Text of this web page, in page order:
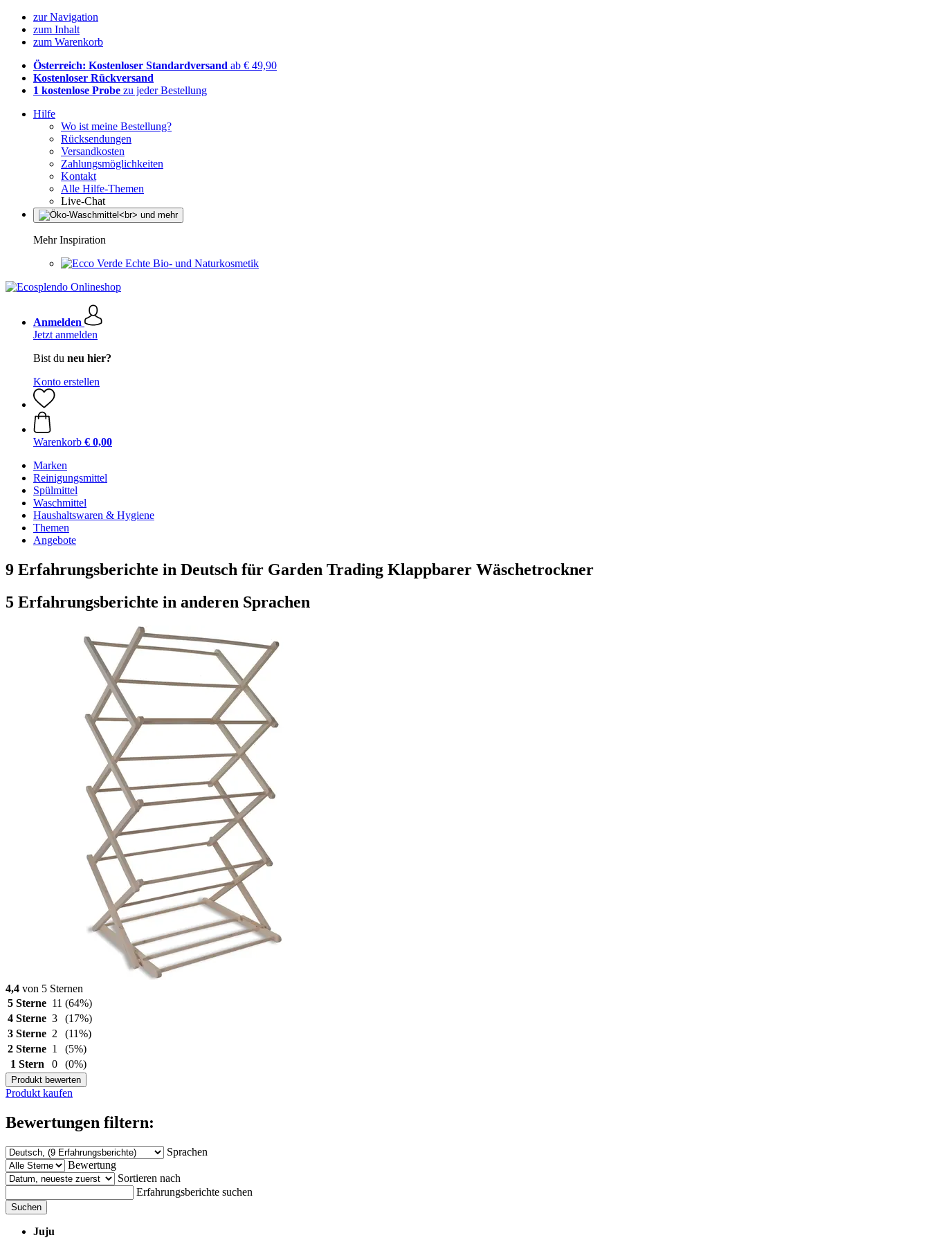
zur Navigation
zum Inhalt
zum Warenkorb
Österreich: Kostenloser Standardversand ab € 49,90
Kostenloser Rückversand
1 kostenlose Probe zu jeder Bestellung
Hilfe
Wo ist meine Bestellung?
Rücksendungen
Versandkosten
Zahlungsmöglichkeiten
Kontakt
Alle Hilfe-Themen
Live-Chat
Mehr Inspiration
Echte Bio- und Naturkosmetik
Anmelden
Jetzt anmelden
Bist du neu hier?
Konto erstellen
Warenkorb € 0,00
Marken
Reinigungsmittel
Spülmittel
Waschmittel
Haushaltswaren & Hygiene
Themen
Angebote
9 Erfahrungsberichte in Deutsch für Garden Trading Klappbarer Wäschetrockner
5 Erfahrungsberichte in anderen Sprachen
4,4 von 5 Sternen
5 Sterne 11 (64%)
4 Sterne 3
(17%)
3 Sterne 2
(11%)
2 Sterne 1
(5%)
1 Stern
0 (0%)
Produkt bewerten
Produkt kaufen
Bewertungen filtern:
Sprachen
Bewertung
Sortieren nach
Erfahrungsberichte suchen
Suchen
Juju